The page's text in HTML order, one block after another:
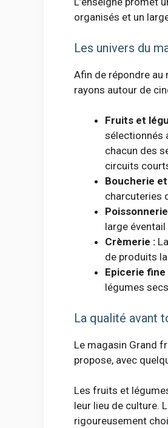
organisés et un
Les univers du
Afin de répondre au
rayons autour de
Fruits et
sélectionnés
chacun des
circuits
Boucherie
charcuteries
large
Crèmerie :
de produits
Epicerie fine
légumes
La qualité avant
Le magasin Grand
propose, avec
Les fruits et
leur lieu de culture.
rigoureusement